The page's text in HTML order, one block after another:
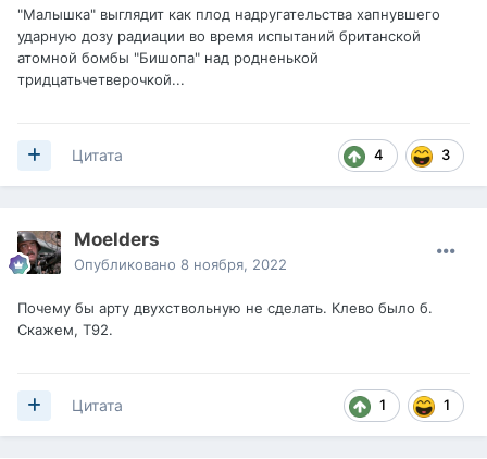
"Малышка" выглядит как плод надругательства хапнувшего
ударную дозу радиации во время испытаний британской
атомной бомбы "Бишопа" над родненькой
тридцатьчетверочкой...
4 3
Цитата
Moelders
Опубликовано 8 ноября, 2022
Почему бы арту двухствольную не сделать. Клево было б.
Скажем, Т92.
1 1
Цитата